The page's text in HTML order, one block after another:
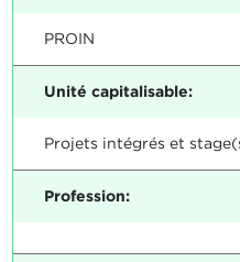
PROIN
Unité capitalisable:
Projets intégrés et
Profession: